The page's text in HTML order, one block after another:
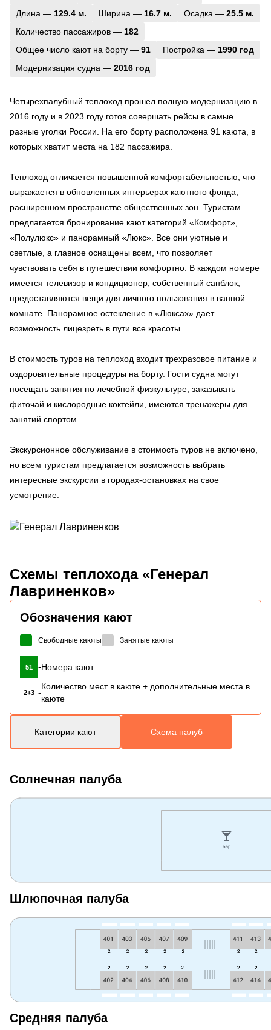
Длина — 129.4 м. Ширина — 16.7 м. Осадка — 25.5 м.
Количество пассажиров — 182
Общее число кают на борту — 91 Постройка — 1990 год
Модернизация судна — 2016 год
Четырехпалубный теплоход прошел полную модернизацию в
2016 году и в 2023 году готов совершать рейсы в самые
разные уголки России. На его борту расположена 91 каюта, в
которых хватит места на 182 пассажира.
Теплоход отличается повышенной комфортабельностью, что
выражается в обновленных интерьерах каютного фонда,
расширенном пространстве общественных зон. Туристам
предлагается бронирование кают категорий «Комфорт»,
«Полулюкс» и панорамный «Люкс». Все они уютные и
светлые, а главное оснащены всем, что позволяет
чувствовать себя в путешествии комфортно. В каждом номере
имеется телевизор и кондиционер, собственный санблок,
предоставляются вещи для личного пользования в ванной
комнате. Панорамное остекление в «Люксах» дает
возможность лицезреть в пути все красоты.
В стоимость туров на теплоход входит трехразовое питание и
оздоровительные процедуры на борту. Гости судна могут
посещать занятия по лечебной физкультуре, заказывать
фиточай и кислородные коктейли, имеются тренажеры для
занятий спортом.
Экскурсионное обслуживание в стоимость туров не включено,
но всем туристам предлагается возможность выбрать
интересные экскурсии в городах-остановках на свое
усмотрение.
Схемы теплохода «Генерал
Лавриненков»
Обозначения кают
Свободные каюты Занятые каюты
51 -Номера кают
2+3 -
Количество мест в каюте + дополнительные места в
каюте
Категории кают Схема палуб
Солнечная палуба
Шлюпочная палуба
Средняя палуба